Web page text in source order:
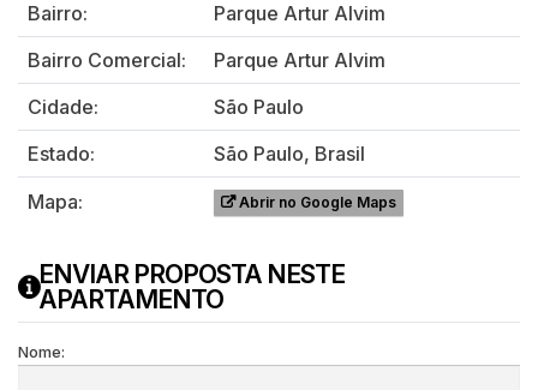
Bairro:
Parque Artur Alvim
Bairro Comercial:
Parque Artur Alvim
Cidade:
São Paulo
Estado:
São Paulo, Brasil
Mapa:
Abrir no Google Maps
ENVIAR PROPOSTA NESTE
APARTAMENTO
Nome: